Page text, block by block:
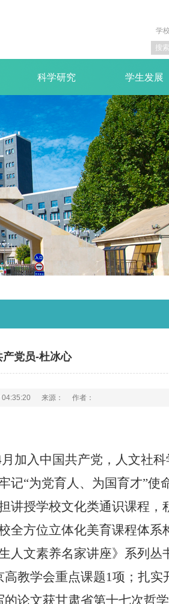
学
科学研究 学生发展
产党员-杜冰心
04:35:20 来源： 作者：
加入中国共产党，人文社
“为党育人、为国育才”使
讲授学校文化类通识课程，
全方位立体化美育课程体系
文素养名家讲座》系列丛
教学会重点课题1项；扎
论文获甘肃省第十七次哲